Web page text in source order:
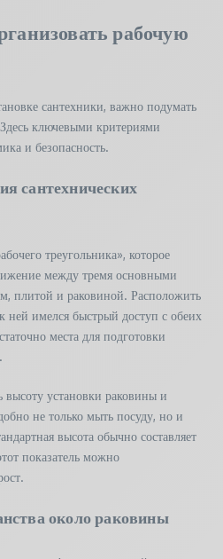
рабочую
сантехники, важно подумать
ключевыми критериями
и безопасность.
сантехнических
треугольника», которое
между тремя основными
плитой и раковиной. Расположить
ней имелся быстрый доступ с обеих
места для подготовки
установки раковины и
не только мыть посуду, но и
высота обычно составляет
показатель можно
около раковины